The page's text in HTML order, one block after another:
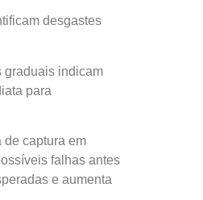
desgastes
graduais indicam
para
de captura em
falhas antes
e aumenta